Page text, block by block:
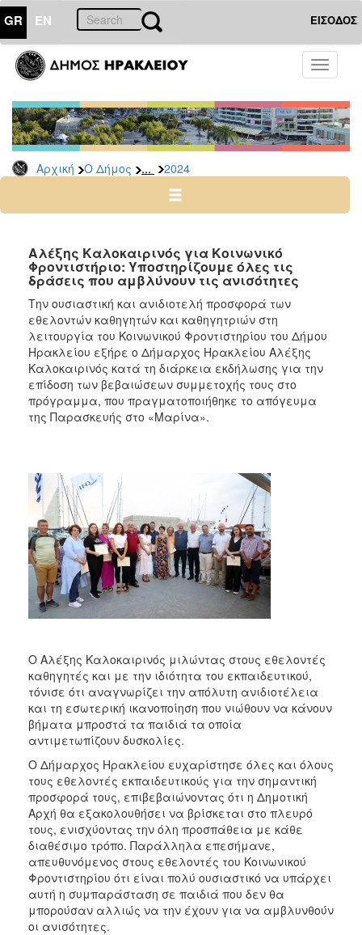
GR EN ΕΙΣΟΔΟΣ
Toggle
Αρχική Ο Δήμος ... 2024
ΔΗΜΟΣ
Δελτία
Τύπου
Αρχείο
2026
2024
2022
2021
2020
2019
2018
2017
2016
2012
2011
2010
2006
ΠΟΛΙΤΙΣΜΟΣ
ΑΝΘΕΚΤΙΚΗ
ΠΟΛΗ
Αλέξης Καλοκαιρινός για Κοινωνικό
Φροντιστήριο: Υποστηρίζουμε όλες τις
δράσεις που αμβλύνουν τις ανισότητες
Την ουσιαστική και ανιδιοτελή προσφορά των
εθελοντών καθηγητών και καθηγητριών στη
λειτουργία του Κοινωνικού Φροντιστηρίου του Δήμου
Ηρακλείου εξήρε ο Δήμαρχος Ηρακλείου Αλέξης
Καλοκαιρινός κατά τη διάρκεια εκδήλωσης για την
επίδοση των βεβαιώσεων συμμετοχής τους στο
πρόγραμμα, που πραγματοποιήθηκε το απόγευμα
της Παρασκευής στο «Μαρίνα».
Ο Αλέξης Καλοκαιρινός μιλώντας στους εθελοντές
καθηγητές και με την ιδιότητα του εκπαιδευτικού,
τόνισε ότι αναγνωρίζει την απόλυτη ανιδιοτέλεια
και τη εσωτερική ικανοποίηση που νιώθουν να κάνουν
βήματα μπροστά τα παιδιά τα οποία
αντιμετωπίζουν δυσκολίες.
Ο Δήμαρχος Ηρακλείου ευχαρίστησε όλες και όλους
τους εθελοντές εκπαιδευτικούς για την σημαντική
προσφορά τους, επιβεβαιώνοντας ότι η Δημοτική
Αρχή θα εξακολουθήσει να βρίσκεται στο πλευρό
τους, ενισχύοντας την όλη προσπάθεια με κάθε
διαθέσιμο τρόπο. Παράλληλα επεσήμανε,
απευθυνόμενος στους εθελοντές του Κοινωνικού
Φροντιστηρίου ότι είναι πολύ ουσιαστικό να υπάρχει
αυτή η συμπαράσταση σε παιδιά που δεν θα
μπορούσαν αλλιώς να την έχουν για να αμβλυνθούν
οι ανισότητες.